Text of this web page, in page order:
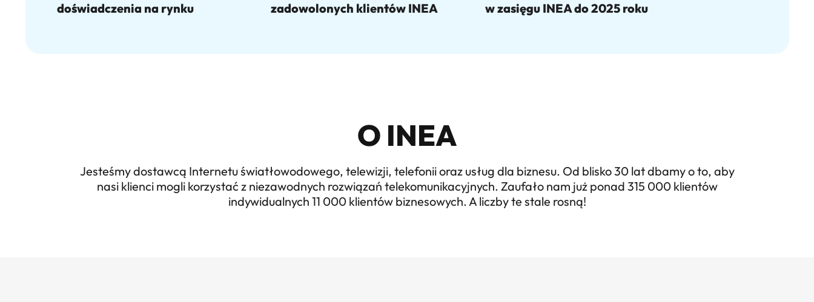
doświadczenia na rynku zadowolonych klientów INEA w zasięgu INEA do 2025 roku
O INEA
Jesteśmy dostawcą Internetu światłowodowego, telewizji, telefonii oraz usług dla biznesu. Od blisko 30 lat dbamy o to, aby
nasi klienci mogli korzystać z niezawodnych rozwiązań telekomunikacyjnych. Zaufało nam już ponad 315 000 klientów
indywidualnych 11 000 klientów biznesowych. A liczby te stale rosną!